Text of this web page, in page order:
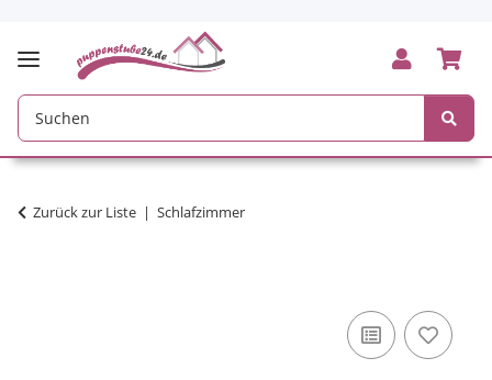
Zurück zur Liste Schlafzimmer